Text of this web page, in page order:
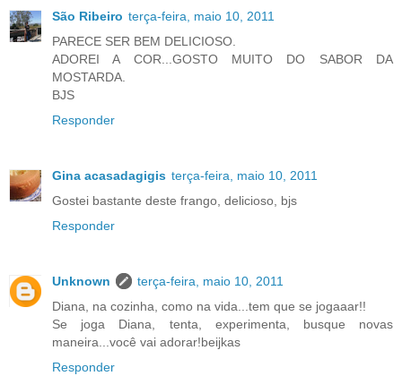
São Ribeiro terça-feira, maio 10, 2011
PARECE SER BEM DELICIOSO.
ADOREI A COR...GOSTO MUITO DO SABOR DA
MOSTARDA.
BJS
Responder
Gina acasadagigis terça-feira, maio 10, 2011
Gostei bastante deste frango, delicioso, bjs
Responder
Unknown
terça-feira, maio 10, 2011
Diana, na cozinha, como na vida...tem que se jogaaar!!
Se joga Diana, tenta, experimenta, busque novas
maneira...você vai adorar!beijkas
Responder